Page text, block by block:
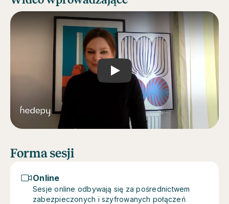
Play
Forma sesji
Online
Sesje online odbywają się za pośrednictwem
zabezpieczonych i szyfrowanych połączeń